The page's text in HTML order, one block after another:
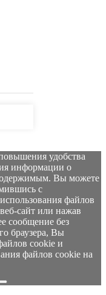
удобства
информации о
Вы можете
с
файлов
сайт или нажав
сообщение без
браузера, Вы
cookie и
файлов cookie на